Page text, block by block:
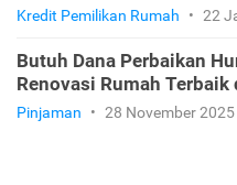
Kredit Pemilikan Rumah • 22
Butuh Dana Perbaikan
Renovasi Rumah Terbaik
Pinjaman • 28 November 2025